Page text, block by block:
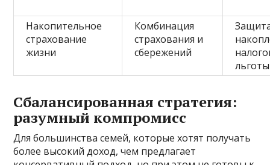
Накопительное
страхование
жизни
Комбинация
страхования и
сбережений
льготы
Сбалансированная стратегия:
разумный компромисс
Для большинства семей, которые хотят получать
более высокий доход, чем предлагает